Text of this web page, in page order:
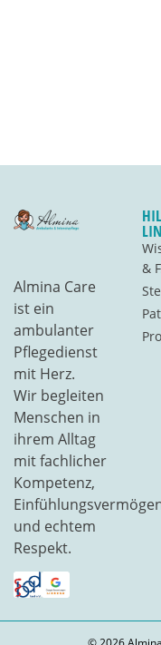
Almina Care
ist ein
ambulanter
Pflegedienst
mit Herz.
Wir begleiten
Menschen in
ihrem Alltag
mit fachlicher
Kompetenz,
und echtem
Respekt.
&